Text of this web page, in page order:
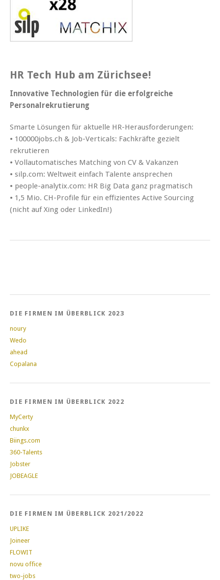
HR Tech Hub am Zürichsee!
Innovative Technologien für die erfolgreiche
Personalrekrutierung
Smarte Lösungen für aktuelle HR-Herausforderungen:
• 100000jobs.ch & Job-Verticals: Fachkräfte gezielt
rekrutieren
• Vollautomatisches Matching von CV & Vakanzen
• silp.com: Weltweit einfach Talente ansprechen
• people-analytix.com: HR Big Data ganz pragmatisch
• 1,5 Mio. CH-Profile für ein effizientes Active Sourcing
(nicht auf Xing oder LinkedIn!)
DIE FIRMEN IM ÜBERBLICK 2023
noury
Wedo
ahead
Copalana
DIE FIRMEN IM ÜBERBLICK 2022
MyCerty
chunkx
Biings.com
360-Talents
Jobster
JOBEAGLE
DIE FIRMEN IM ÜBERBLICK 2021/2022
UPLIKE
Joineer
FLOWIT
novu office
two-jobs